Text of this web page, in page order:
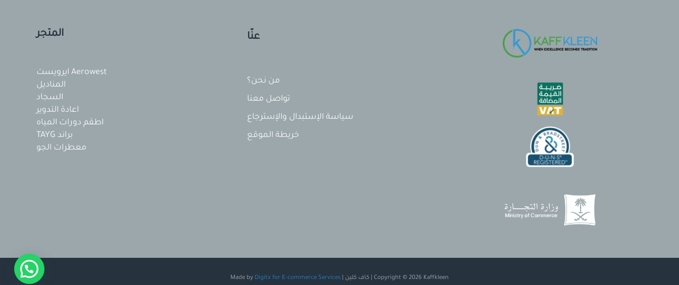
عنّا
من نحن؟
تواصل معنا
سياسة الإستبدال والإسترجاع
خريطة الموقع
المتجر
Aerowest ايرويست
المناديل
السجاد
اعادة التدوير
اطقم دورات المياه
براند TAYG
معطرات الجو
Copyright © 2026 Kaffkleen | كاف كلين | Made by Digitx for E-commerce Services